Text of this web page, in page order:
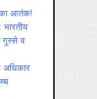
का आतंक!
गुस्‍से व
अधिकार